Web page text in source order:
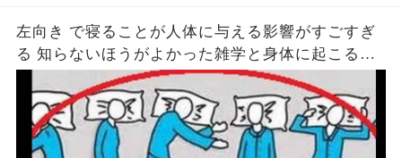
左向き で寝ることが人体に与える影響がすごすぎ
る 知らないほうがよかった雑学と身体に起こる現
象がヤバい… 驚くべき 大人の 面白いけど知ると後
悔